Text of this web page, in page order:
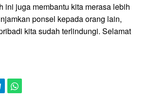
ini juga membantu kita merasa lebih
ponsel kepada orang lain,
kita sudah terlindungi. Selamat